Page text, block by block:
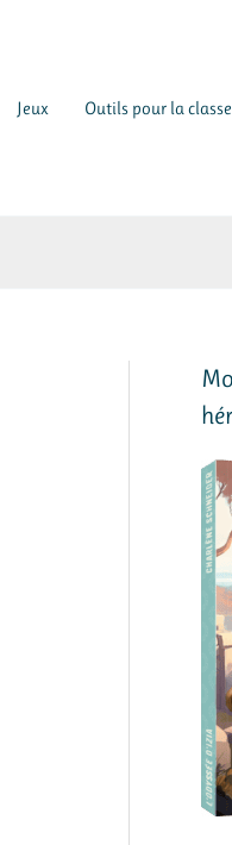
Jeux Outils pour la classe